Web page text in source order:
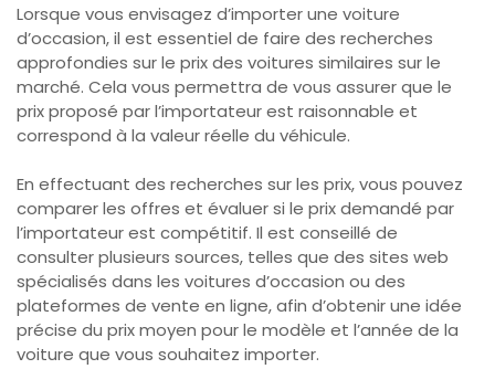
Lorsque vous envisagez d’importer une voiture
d’occasion, il est essentiel de faire des recherches
approfondies sur le prix des voitures similaires sur le
marché. Cela vous permettra de vous assurer que le
prix proposé par l’importateur est raisonnable et
correspond à la valeur réelle du véhicule.
En effectuant des recherches sur les prix, vous pouvez
comparer les offres et évaluer si le prix demandé par
l’importateur est compétitif. Il est conseillé de
consulter plusieurs sources, telles que des sites web
spécialisés dans les voitures d’occasion ou des
plateformes de vente en ligne, afin d’obtenir une idée
précise du prix moyen pour le modèle et l’année de la
voiture que vous souhaitez importer.